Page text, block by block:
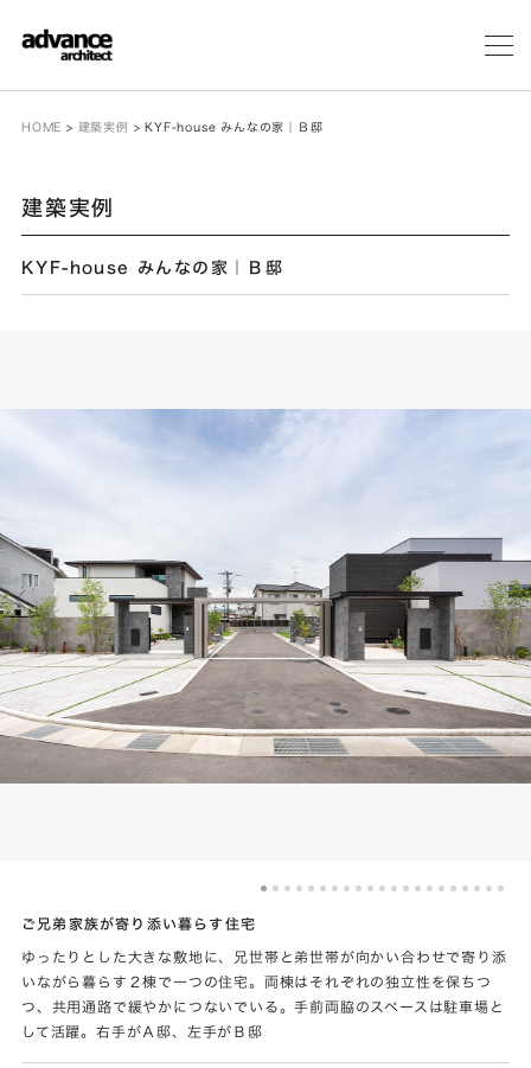
メ
HOME > 建築実例 > KYF-house みんなの家｜Ｂ邸
建築実例
KYF-house みんなの家｜Ｂ邸
ご兄弟家族が寄り添い暮らす住宅
ゆったりとした大きな敷地に、兄世帯と弟世帯が向かい合わせで寄り添
いながら暮らす２棟で一つの住宅。両棟はそれぞれの独立性を保ちつ
つ、共用通路で緩やかにつないでいる。手前両脇のスペースは駐車場と
して活躍。右手がＡ邸、左手がＢ邸